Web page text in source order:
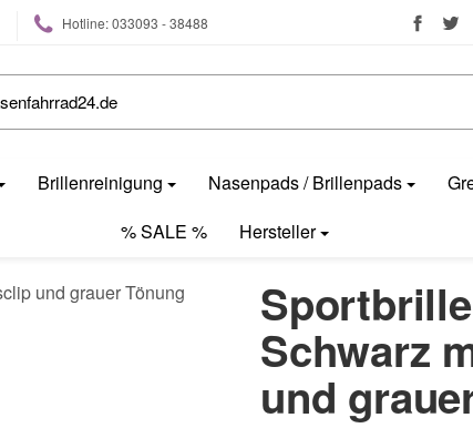
Hotline: 033093 - 38488
Brillenreinigung Nasenpads / Brillenpads
% SALE %
Hersteller
Schwarz
und